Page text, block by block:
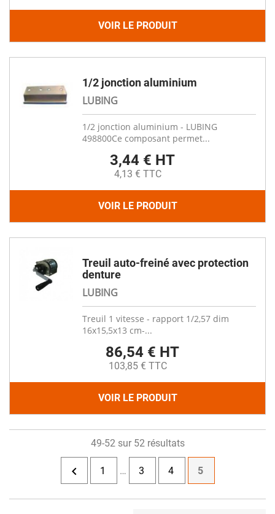
VOIR LE PRODUIT
1/2 jonction aluminium
LUBING
1/2 jonction aluminium - LUBING
498800Ce composant permet...
3,44 € HT
4,13 € TTC
VOIR LE PRODUIT
Treuil auto-freiné avec protection
denture
LUBING
Treuil 1 vitesse - rapport 1/2,57 dim
16x15,5x13 cm-...
86,54 € HT
103,85 € TTC
VOIR LE PRODUIT
49-52 sur 52 résultats
 1 … 3 4 5